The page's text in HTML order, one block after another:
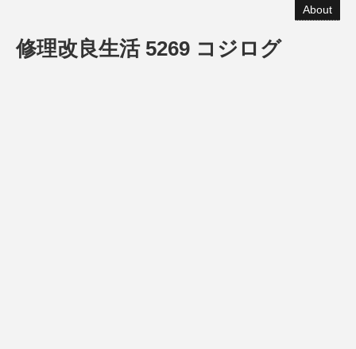
About
修理改良生活 5269 コジログ